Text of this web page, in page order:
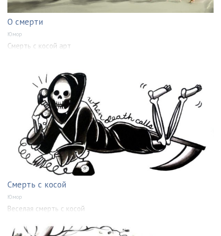
О смерти
Юмор
Смерть с косой арт
Смерть с косой
Юмор
Веселая смерть с косой